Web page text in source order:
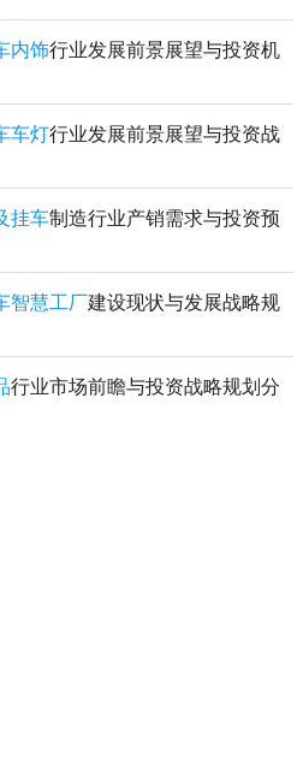
内饰行业发展前景展望与投资机
车灯行业发展前景展望与投资战
挂车制造行业产销需求与投资预
智慧工厂建设现状与发展战略规
行业市场前瞻与投资战略规划分